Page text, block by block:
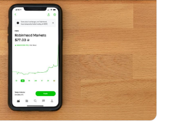
法人のお客さま
コラム
便利ツール
お問い合わせ